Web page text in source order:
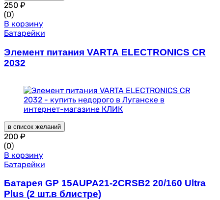
250 ₽
(0)
В корзину
Батарейки
Элемент питания VARTA ELECTRONICS CR
2032
в список желаний
200 ₽
(0)
В корзину
Батарейки
Батарея GP 15AUPA21-2CRSB2 20/160 Ultra
Plus (2 шт.в блистре)